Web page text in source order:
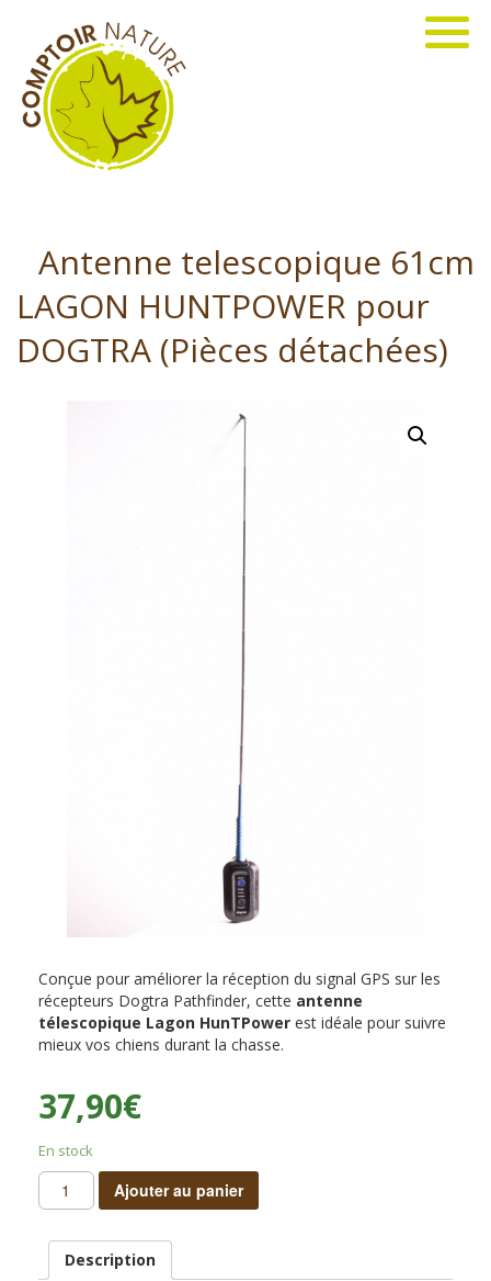
Antenne telescopique 61cm
LAGON HUNTPOWER pour
DOGTRA (Pièces détachées)
Conçue pour améliorer la réception du signal GPS sur les
récepteurs Dogtra Pathfinder, cette antenne
télescopique Lagon HunTPower est idéale pour suivre
mieux vos chiens durant la chasse.
37,90€
En stock
quantité
de
telescopique
61cm
Ajouter au panier
Description